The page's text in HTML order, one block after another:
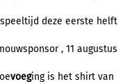
deze eerste helft
, 11 augustus
voeging is het shirt van